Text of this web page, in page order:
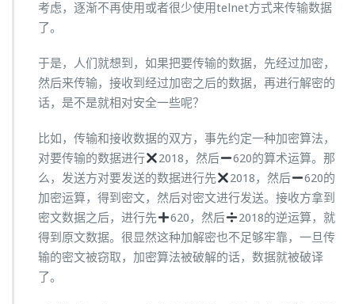
考虑，逐渐不再使用或者很少使用telnet方式来传输数据
了。
于是，人们就想到，如果把要传输的数据，先经过加密，
然后来传输，接收到经过加密之后的数据，再进行解密的
话，是不是就相对安全一些呢？
比如，传输和接收数据的双方，事先约定一种加密算法，
对要传输的数据进行
2018，然后
620的算术运算。那
么，发送方对要发送的数据进行先
2018，然后
620的
加密运算，得到密文，然后对密文进行发送。接收方拿到
密文数据之后，进行先
620，然后
2018的逆运算，就
得到原文数据。很显然这种加解密也不足够牢靠，一旦传
输的密文被窃取，加密算法被破解的话，数据就被破译
了。